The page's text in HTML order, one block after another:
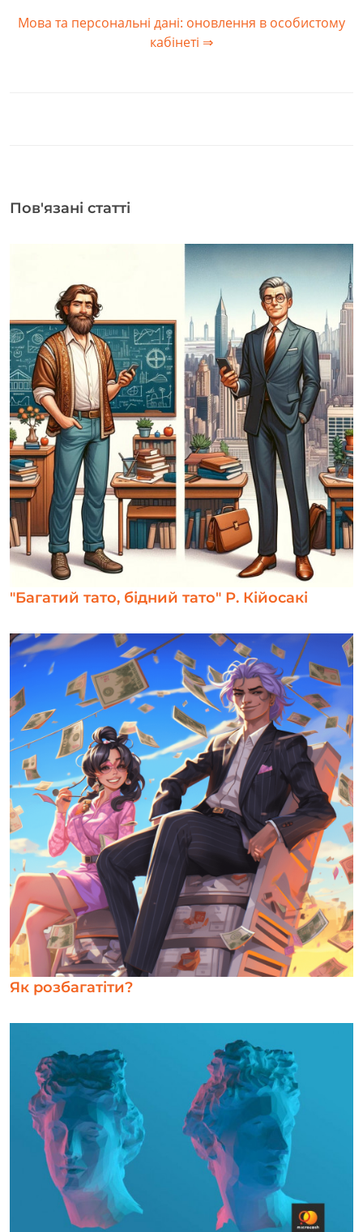
Мова та персональні дані: оновлення в особистому
кабінеті ⇒
Пов'язані статті
"Багатий тато, бідний тато" Р. Кійосакі
Як розбагатіти?